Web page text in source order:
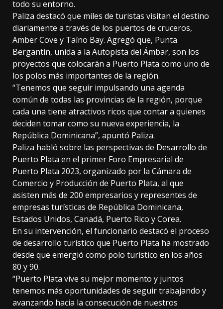
todo su entorno.
Paliza destacó que miles de turistas visitan el destino
diariamente a través de los puertos de cruceros,
Amber Cove y Taíno Bay. Agregó que, Punta
Bergantín, unida a la Autopista del Ámbar, son los
proyectos que colocarán a Puerto Plata como uno de
los polos más importantes de la región.
“Tenemos que seguir impulsando una agenda
común de todas las provincias de la región, porque
cada una tiene atractivos ricos que contar a quienes
deciden tomar como su nueva experiencia, la
República Dominicana”, apuntó Paliza.
Paliza habló sobre las perspectivas de Desarrollo de
Puerto Plata en el primer Foro Empresarial de
Puerto Plata 2023, organizado por la Cámara de
Comercio y Producción de Puerto Plata, al que
asisten más de 200 empresarios y representes de
empresas turísticas de República Dominicana,
Estados Unidos, Canadá, Puerto Rico y Corea.
En su intervención, el funcionario destacó el proceso
de desarrollo turístico que Puerto Plata ha mostrado
desde que emergió como polo turístico en los años
80 y 90.
“Puerto Plata vive su mejor momento y juntos
tenemos más oportunidades de seguir trabajando y
avanzando hacia la consecución de nuestros